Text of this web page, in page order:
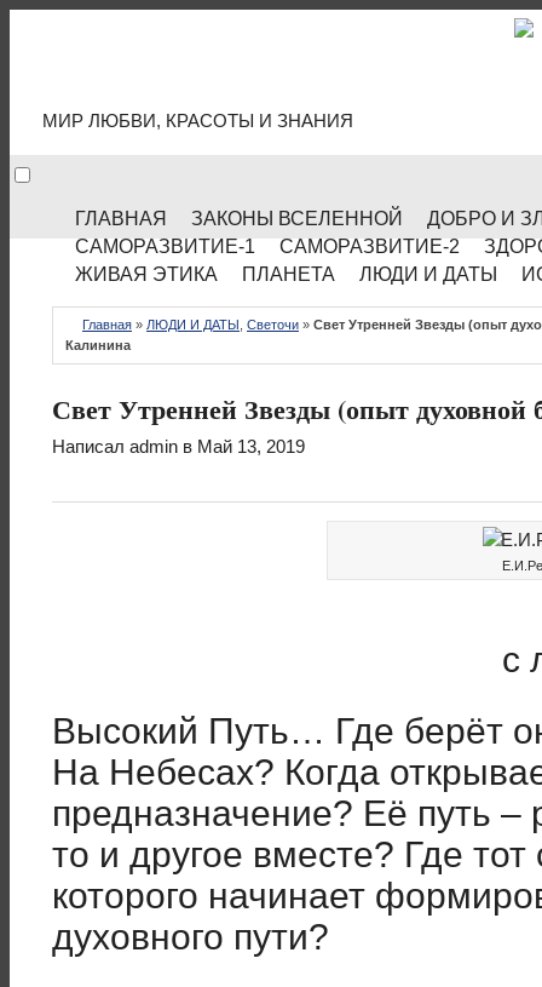
МИР ЛЮБВИ, КРАСОТЫ И ЗНАНИЯ
ГЛАВНАЯ ЗАКОНЫ ВСЕЛЕННОЙ
ДОБРО И
САМОРАЗВИТИЕ-1
САМОРАЗВИТИЕ-2
ЖИВАЯ ЭТИКА
ПЛАНЕТА ЛЮДИ И ДАТЫ
Главная » ЛЮДИ И ДАТЫ Светочи » Свет Утренней Звезды (опыт
Калинина
Свет Утренней Звезды (опыт
Написал admin в Май 13, 2019
с
Высокий Путь… Где берёт
На Небесах? Когда
предназначение? Её путь
то и другое вместе? Где
которого начинает
духовного пути?